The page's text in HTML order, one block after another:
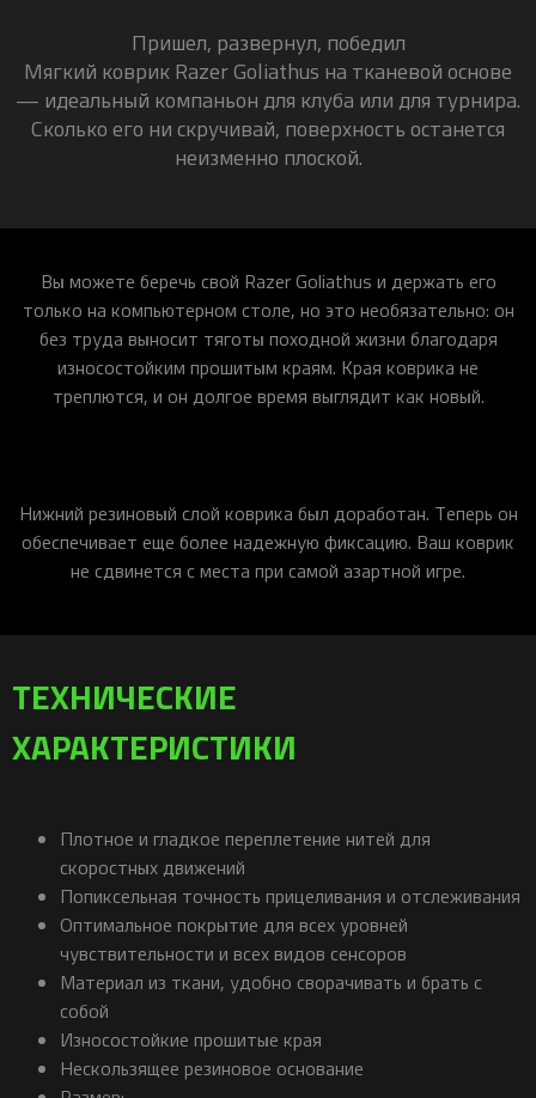
Пришел, развернул, победил
Мягкий коврик Razer Goliathus на тканевой основе
— идеальный компаньон для клуба или для турнира.
Сколько его ни скручивай, поверхность останется
неизменно плоской.
Вы можете беречь свой Razer Goliathus и держать его
только на компьютерном столе, но это необязательно: он
без труда выносит тяготы походной жизни благодаря
износостойким прошитым краям. Края коврика не
треплются, и он долгое время выглядит как новый.
Нижний резиновый слой коврика был доработан. Теперь он
обеспечивает еще более надежную фиксацию. Ваш коврик
не сдвинется с места при самой азартной игре.
ТЕХНИЧЕСКИЕ
ХАРАКТЕРИСТИКИ
Плотное и гладкое переплетение нитей для
скоростных движений
Попиксельная точность прицеливания и отслеживания
Оптимальное покрытие для всех уровней
чувствительности и всех видов сенсоров
Материал из ткани, удобно сворачивать и брать с
собой
Износостойкие прошитые края
Нескользящее резиновое основание